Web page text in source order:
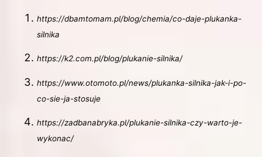
https://dbamtomam.pl/blog/chemia/co-daje-plukanka-
silnika
https://k2.com.pl/blog/plukanie-silnika/
https://www.otomoto.pl/news/plukanka-silnika-jak-i-po-
co-sie-ja-stosuje
https://zadbanabryka.pl/plukanie-silnika-czy-warto-je-
wykonac/